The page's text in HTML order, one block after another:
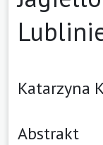
Katarzyna
Abstrakt